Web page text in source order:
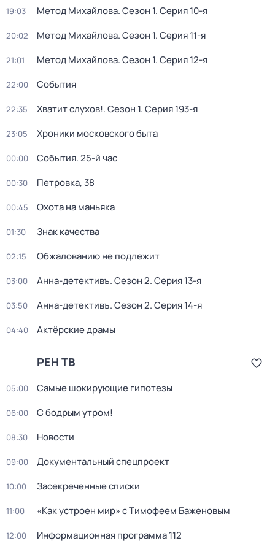
19:03 Метод Михайлова. Сезон 1. Серия 10-я
20:02 Метод Михайлова. Сезон 1. Серия 11-я
21:01 Метод Михайлова. Сезон 1. Серия 12-я
22:00 События
22:35 Хватит слухов!. Сезон 1. Серия 193-я
23:05 Хроники московского быта
00:00 События. 25-й час
00:30 Петровка, 38
00:45 Охота на маньяка
01:30 Знак качества
02:15 Обжалованию не подлежит
03:00 Анна-детективъ. Сезон 2. Серия 13-я
03:50 Анна-детективъ. Сезон 2. Серия 14-я
04:40 Актёрские драмы
РЕН ТВ
05:00 Самые шoкиpующие гипотезы
06:00 С бодрым утром!
08:30 Новости
09:00 Документальный спецпроект
10:00 Заcекрeченные списки
11:00 «Как устроен мир» с Тимофеем Баженовым
12:00 Информационная программа 112